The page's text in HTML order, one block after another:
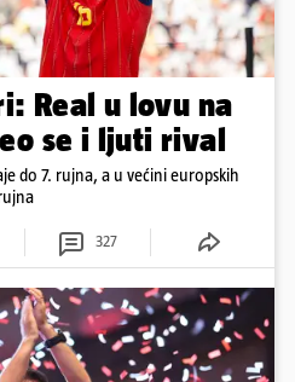
Real u lovu na
se i ljuti rival
do 7. rujna, a u većini europskih
327